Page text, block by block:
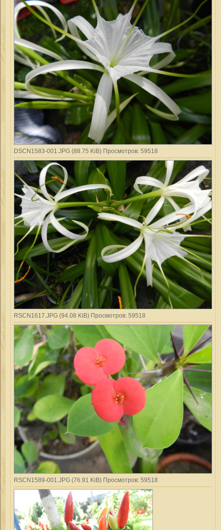
DSCN1583-001.JPG (88.75 KiB) Просмотров: 59518
RSCN1617.JPG (94.08 KiB) Просмотров: 59518
RSCN1589-001.JPG (76.91 KiB) Просмотров: 59518